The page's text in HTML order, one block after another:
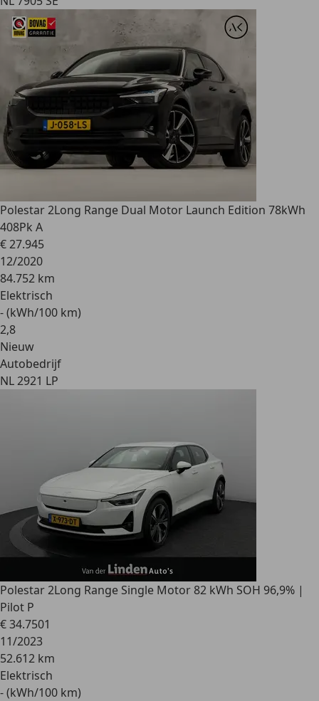
Polestar 2Long Range Dual Motor Launch Edition 78kWh
408Pk A
€ 27.945
12/2020
84.752 km
Elektrisch
- (kWh/100 km)
2,8
Nieuw
Autobedrijf
NL 2921 LP
Polestar 2Long Range Single Motor 82 kWh SOH 96,9% |
Pilot P
€ 34.7501
11/2023
52.612 km
Elektrisch
- (kWh/100 km)